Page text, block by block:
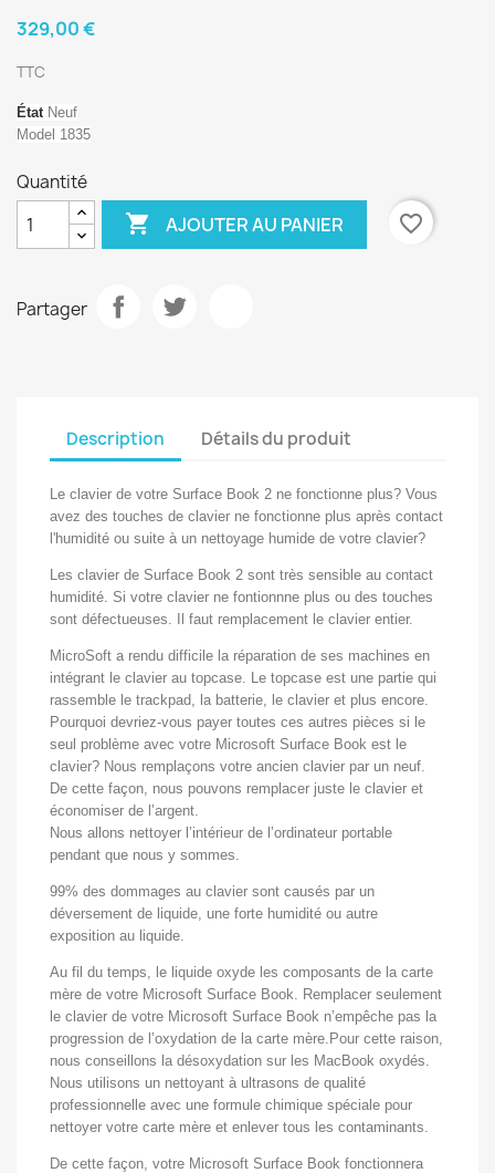
329,00 €
TTC
État Neuf
Model 1835
Quantité
 AJOUTER AU PANIER favorite_border
Partager
Description Détails du produit
Le clavier de votre Surface Book 2 ne fonctionne plus? Vous
avez des touches de clavier ne fonctionne plus après contact
l'humidité ou suite à un nettoyage humide de votre clavier?
Les clavier de Surface Book 2 sont très sensible au contact
humidité. Si votre clavier ne fontionnne plus ou des touches
sont défectueuses. Il faut remplacement le clavier entier.
MicroSoft a rendu difficile la réparation de ses machines en
intégrant le clavier au topcase. Le topcase est une partie qui
rassemble le trackpad, la batterie, le clavier et plus encore.
Pourquoi devriez-vous payer toutes ces autres pièces si le
seul problème avec votre Microsoft Surface Book est le
clavier? Nous remplaçons votre ancien clavier par un neuf.
De cette façon, nous pouvons remplacer juste le clavier et
économiser de l’argent.
Nous allons nettoyer l’intérieur de l’ordinateur portable
pendant que nous y sommes.
99% des dommages au clavier sont causés par un
déversement de liquide, une forte humidité ou autre
exposition au liquide.
Au fil du temps, le liquide oxyde les composants de la carte
mère de votre Microsoft Surface Book. Remplacer seulement
le clavier de votre Microsoft Surface Book n’empêche pas la
progression de l’oxydation de la carte mère.Pour cette raison,
nous conseillons la désoxydation sur les MacBook oxydés.
Nous utilisons un nettoyant à ultrasons de qualité
professionnelle avec une formule chimique spéciale pour
nettoyer votre carte mère et enlever tous les contaminants.
De cette façon, votre Microsoft Surface Book fonctionnera